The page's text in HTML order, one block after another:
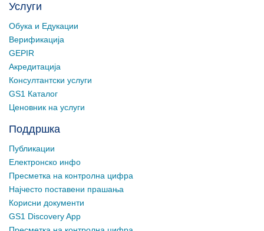
Услуги
Обука и Едукации
Верификација
GEPIR
Акредитација
Консултантски услуги
GS1 Каталог
Ценовник на услуги
Поддршка
Публикации
Електронско инфо
Пресметка на контролна цифра
Најчесто поставени прашања
Корисни документи
GS1 Discovery App